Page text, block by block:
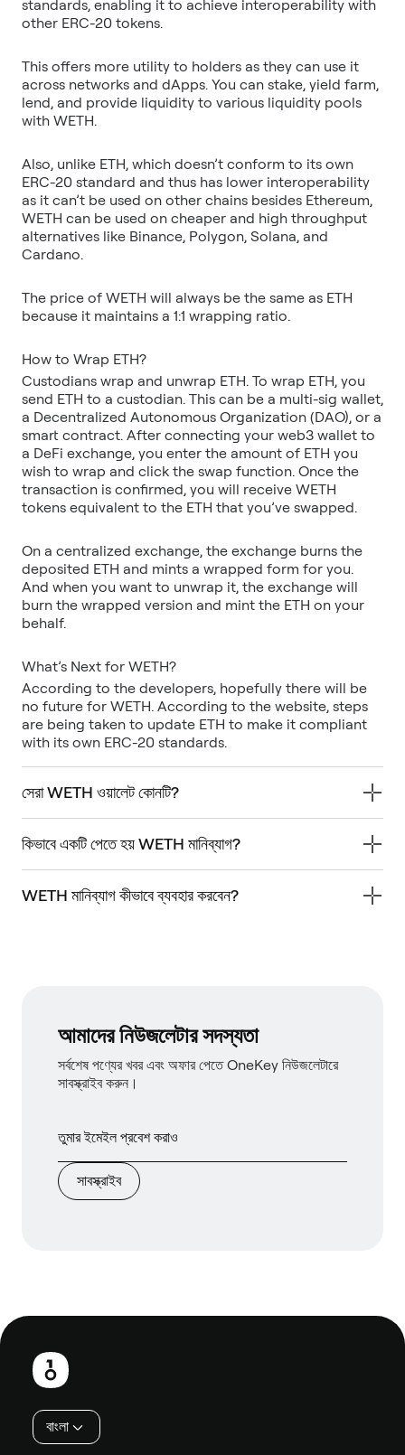
standards, enabling it to achieve interoperability with
This offers more utility to holders as they can use it
across networks and dApps. You can stake, yield farm,
lend, and provide liquidity to various liquidity pools
Also, unlike ETH, which doesn’t conform to its own
ERC-20 standard and thus has lower interoperability
as it can’t be used on other chains besides Ethereum,
WETH can be used on cheaper and high throughput
alternatives like Binance, Polygon, Solana, and
The price of WETH will always be the same as ETH
Custodians wrap and unwrap ETH. To wrap ETH, you
send ETH to a custodian. This can be a multi-sig wallet,
a Decentralized Autonomous Organization (DAO), or a
smart contract. After connecting your web3 wallet to
a DeFi exchange, you enter the amount of ETH you
wish to wrap and click the swap function. Once the
transaction is confirmed, you will receive WETH
On a centralized exchange, the exchange burns the
deposited ETH and mints a wrapped form for you.
And when you want to unwrap it, the exchange will
burn the wrapped version and mint the ETH on your
According to the developers, hopefully there will be
no future for WETH. According to the website, steps
are being taken to update ETH to make it compliant
with its own ERC-20 standards.
সেরা WETH ওয়ালেট কোনটি?
কিভাবে একটি পেতে হয় WETH মানিব্যাগ?
WETH মানিব্যাগ কীভাবে ব্যবহার করবেন?
আমাদের নিউজলেটার সদস্যতা
সর্বশেষ পণ্যের খবর এবং অফার পেতে OneKey নিউজলেটারে
সাবস্ক্রাইব করুন।
সাবস্ক্রাইব
পাদলেখ
বাংলা